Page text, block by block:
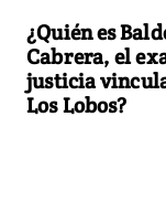
¿Quién es
Cabrera, el
justicia
Los Lobos?